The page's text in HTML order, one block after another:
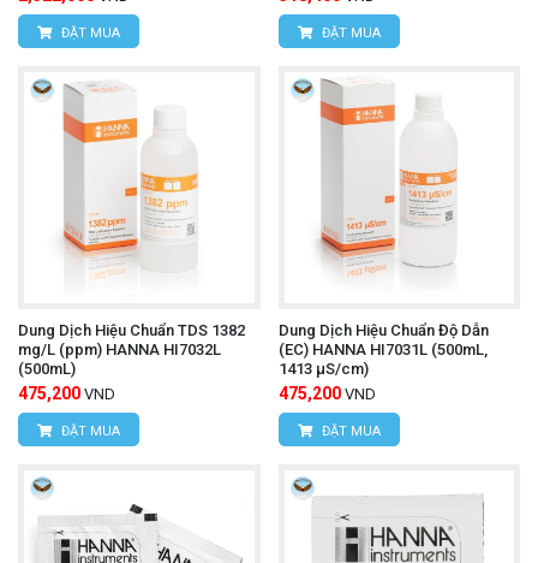
ĐẶT MUA ĐẶT MUA
Dung Dịch Hiệu Chuẩn TDS 1382
mg/L (ppm) HANNA HI7032L
(500mL)
475,200 VND
ĐẶT MUA
Dung Dịch Hiệu Chuẩn Độ Dẫn
(EC) HANNA HI7031L (500mL,
1413 µS/cm)
475,200 VND
ĐẶT MUA